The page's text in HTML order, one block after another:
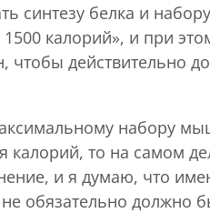
синтезу белка и
калорий», и при
действительно
набору
то на самом
и я думаю, что
обязательно должно